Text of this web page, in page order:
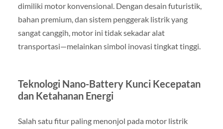
dimiliki motor konvensional. Dengan desain futuristik,
bahan premium, dan sistem penggerak listrik yang
sangat canggih, motor ini tidak sekadar alat
transportasi—melainkan simbol inovasi tingkat tinggi.
Teknologi Nano-Battery Kunci Kecepatan
dan Ketahanan Energi
Salah satu fitur paling menonjol pada motor listrik